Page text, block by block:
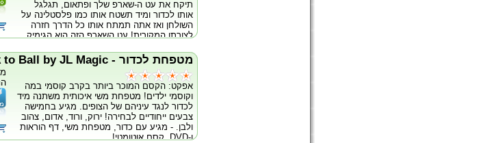
תיקח את עט ה-שארפ שלך ופתאום, תגלגל
אותו לכדור ומיד תשטח אותו כמו פלסטלינה על
השולחן ואז אתה תמתח אותו כל הדרך חזרה
לצורתו המקורית! עט השארפ הזה הוא הגימיק
שני גימיקים ו-DVD המסביר כיצד לבצע את
האפקט. *שימו לב - עט רגיל אינו כלול
מטפחת לכדור - Silk to Ball by JL Magic
אפקט: הקסם המוכר ביותר בקרב קוסמי במה
וקוסמי ילדים! מטפחת משי איכותית משתנה מיד
לכדור לנגד עיניהם של הצופים. מגיע בחמישה
צבעים ייחודיים לבחירה! ירוק, ורוד, אדום, צהוב
ולבן. - מגיע עם כדור, מטפחת משי, דף הוראות
ו-DVD. קסם אוטומטי!